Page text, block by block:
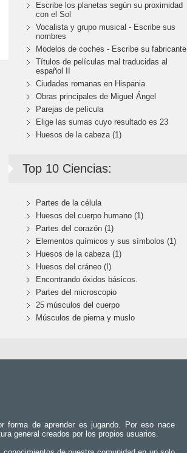
Escribe los planetas según su proximidad
con el Sol
Vocalista y grupo musical - Escribe sus
nombres
Modelos de coches - Escribe su fabricante
Títulos de películas mal traducidas al
español II
Ciudades romanas en Hispania
Obras principales de Miguel Ángel
Parejas de película
Elige las sumas cuyo resultado es 23
Huesos de la cabeza (1)
Top 10 Ciencias:
Partes de la célula
Huesos del cuerpo humano (1)
Partes del corazón (1)
Elementos químicos y sus símbolos (1)
Huesos de la cabeza (1)
Huesos del cráneo (I)
Encontrando óxidos básicos.
Partes del microscopio
25 músculos del cuerpo
Músculos de pierna y muslo
forma de aprender es jugando. Por eso nace
general creados por los propios usuarios.